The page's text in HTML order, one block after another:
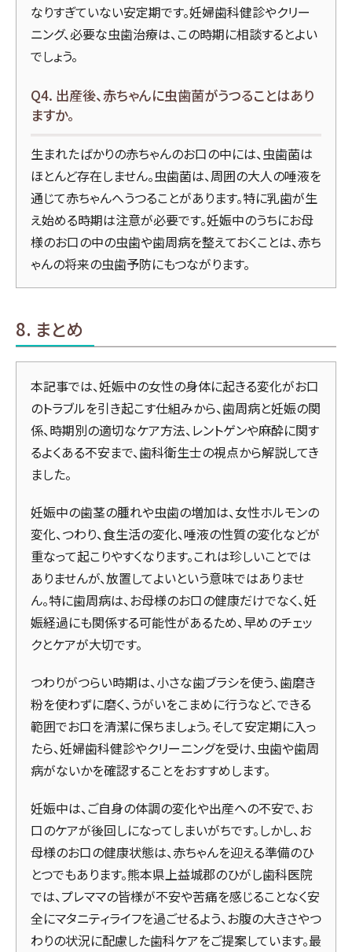
なりすぎていない安定期です。妊婦歯科健診やクリー
ニング、必要な虫歯治療は、この時期に相談するとよい
でしょう。
Q4. 出産後、赤ちゃんに虫歯菌がうつることはあり
ますか。
生まれたばかりの赤ちゃんのお口の中には、虫歯菌は
ほとんど存在しません。虫歯菌は、周囲の大人の唾液を
通じて赤ちゃんへうつることがあります。特に乳歯が生
え始める時期は注意が必要です。妊娠中のうちにお母
様のお口の中の虫歯や歯周病を整えておくことは、赤ち
ゃんの将来の虫歯予防にもつながります。
8. まとめ
本記事では、妊娠中の女性の身体に起きる変化がお口
のトラブルを引き起こす仕組みから、歯周病と妊娠の関
係、時期別の適切なケア方法、レントゲンや麻酔に関す
るよくある不安まで、歯科衛生士の視点から解説してき
ました。
妊娠中の歯茎の腫れや虫歯の増加は、女性ホルモンの
変化、つわり、食生活の変化、唾液の性質の変化などが
重なって起こりやすくなります。これは珍しいことでは
ありませんが、放置してよいという意味ではありませ
ん。特に歯周病は、お母様のお口の健康だけでなく、妊
娠経過にも関係する可能性があるため、早めのチェッ
クとケアが大切です。
つわりがつらい時期は、小さな歯ブラシを使う、歯磨き
粉を使わずに磨く、うがいをこまめに行うなど、できる
範囲でお口を清潔に保ちましょう。そして安定期に入っ
たら、妊婦歯科健診やクリーニングを受け、虫歯や歯周
病がないかを確認することをおすすめします。
妊娠中は、ご自身の体調の変化や出産への不安で、お
口のケアが後回しになってしまいがちです。しかし、お
母様のお口の健康状態は、赤ちゃんを迎える準備のひ
とつでもあります。熊本県上益城郡のひがし歯科医院
では、プレママの皆様が不安や苦痛を感じることなく安
全にマタニティライフを過ごせるよう、お腹の大きさやつ
わりの状況に配慮した歯科ケアをご提案しています。最